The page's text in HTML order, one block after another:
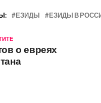
ЕЗИДЫ ЕЗИДЫ В
о евреях